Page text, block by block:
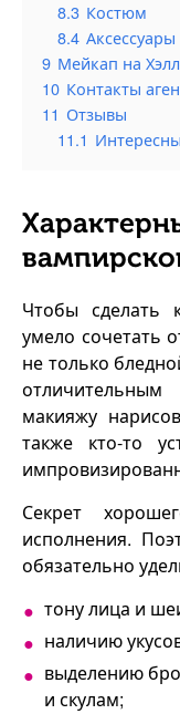
8.3 Костюм
8.4 Аксессуары
9 Мейкап на
10 Контакты
11 Отзывы
11.1
Чтобы сделать
умело сочетать
не только
макияжу
также кто-то
Секрет
исполнения.
обязательно
тону лица и
наличию
выделению
и скулам;